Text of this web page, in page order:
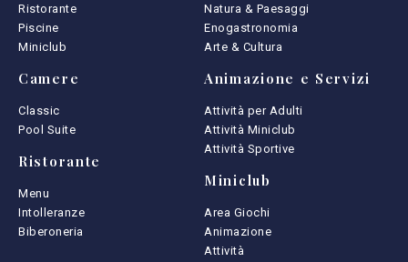
Ristorante
Piscine
Miniclub
Camere
Classic
Pool Suite
Ristorante
Menu
Intolleranze
Biberoneria
Natura & Paesaggi
Enogastronomia
Arte & Cultura
Animazione e Servizi
Attività per Adulti
Attività Miniclub
Attività Sportive
Miniclub
Area Giochi
Animazione
Attività